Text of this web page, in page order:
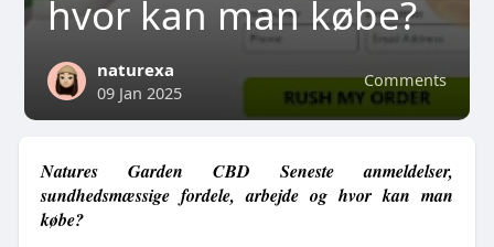
hvor kan man købe?
Comments
naturexa
09 Jan 2025
Natures Garden CBD Seneste anmeldelser,
sundhedsmæssige fordele, arbejde og hvor kan man
købe?